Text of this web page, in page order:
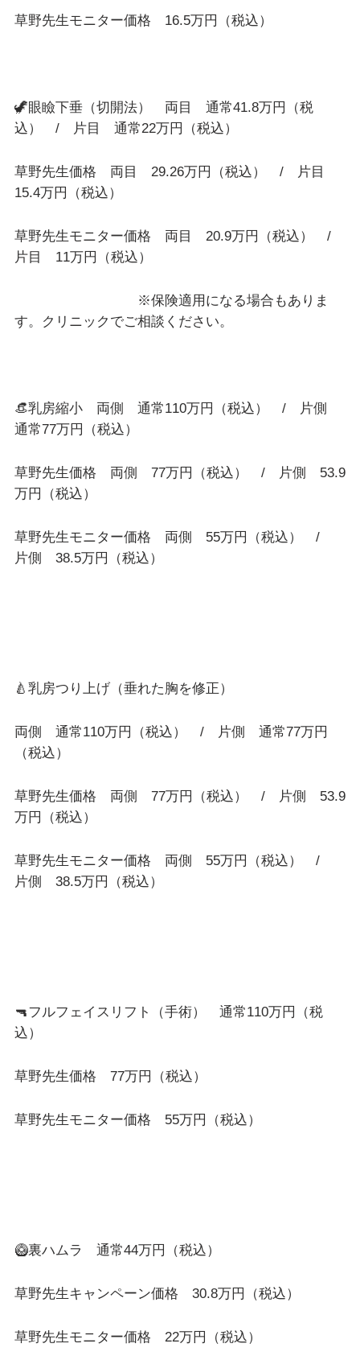
草野先生モニター価格 16.5万円（税込）
🦖眼瞼下垂（切開法） 両目 通常41.8万円（税
込） / 片目 通常22万円（税込）
草野先生価格 両目 29.26万円（税込） / 片目
15.4万円（税込）
草野先生モニター価格 両目 20.9万円（税込） /
片目 11万円（税込）
※保険適用になる場合もありま
す。クリニックでご相談ください。
👒乳房縮小 両側 通常110万円（税込） / 片側
通常77万円（税込）
草野先生価格 両側 77万円（税込） / 片側 53.9
万円（税込）
草野先生モニター価格 両側 55万円（税込） /
片側 38.5万円（税込）
🍐乳房つり上げ（垂れた胸を修正）
両側 通常110万円（税込） / 片側 通常77万円
（税込）
草野先生価格 両側 77万円（税込） / 片側 53.9
万円（税込）
草野先生モニター価格 両側 55万円（税込） /
片側 38.5万円（税込）
🔫フルフェイスリフト（手術） 通常110万円（税
込）
草野先生価格 77万円（税込）
草野先生モニター価格 55万円（税込）
🥝裏ハムラ 通常44万円（税込）
草野先生キャンペーン価格 30.8万円（税込）
草野先生モニター価格 22万円（税込）